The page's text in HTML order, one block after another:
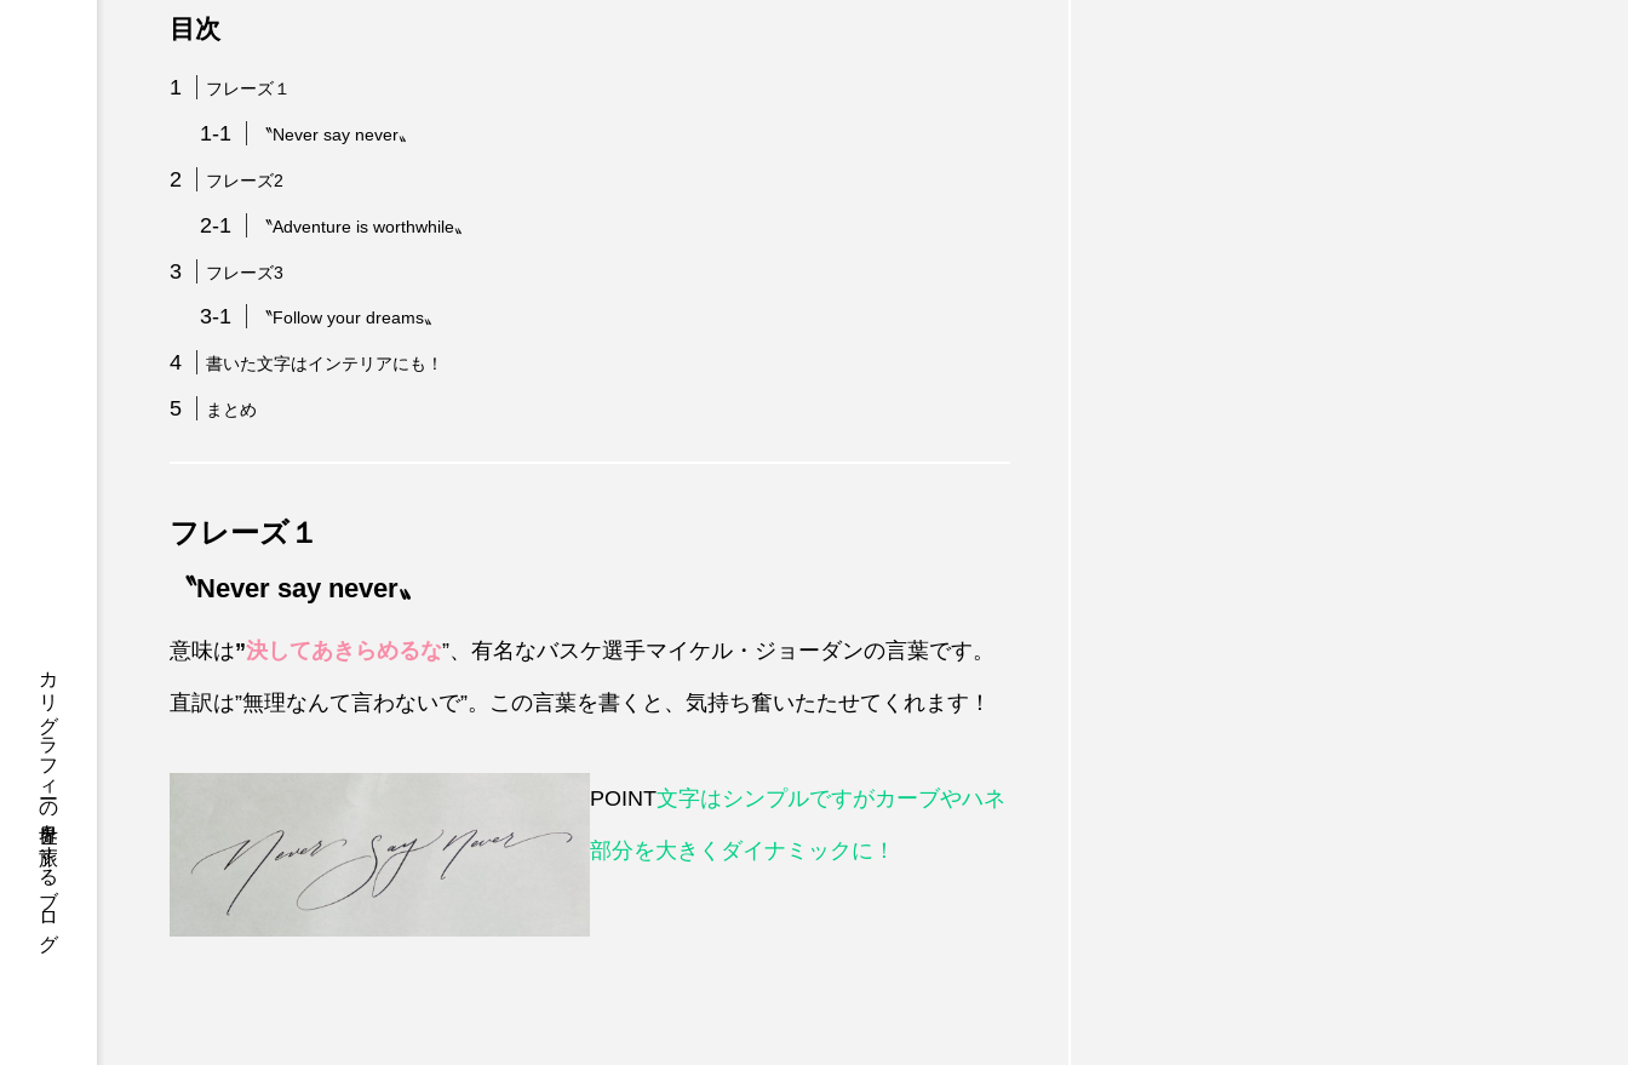
カリグラフィーの世界を旅するブログ
目次
フレーズ１
〝Never say never〟
フレーズ2
〝Adventure is worthwhile〟
フレーズ3
〝Follow your dreams〟
書いた文字はインテリアにも！
まとめ
フレーズ１
〝Never say never〟
意味は”決してあきらめるな”、有名なバスケ選手マイケル・ジョーダンの言葉です。
直訳は”無理なんて言わないで”。この言葉を書くと、気持ち奮いたたせてくれます！
POINT文字はシンプルですがカーブやハネ
部分を大きくダイナミックに！